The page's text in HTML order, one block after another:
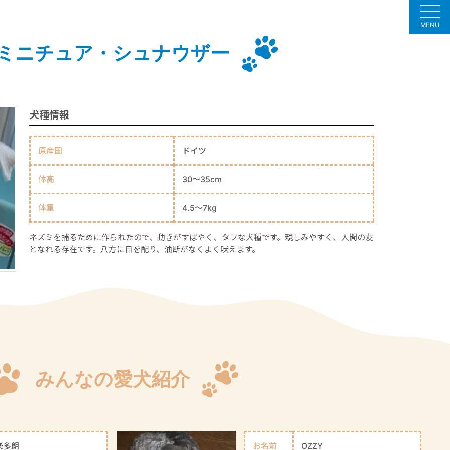
MENU
ニチュア・シュナウザー
犬種情報
原産国 ドイツ
体高 30～35cm
体重 4.5～7kg
ネズミを捕るために作られたので、動きがすばやく、タフな犬種です。親しみやすく、人間の友
となれる存在です。八方に目を配り、油断がなくよく吠えます。
みんなの愛犬紹介
多朗 お名前 OZZY